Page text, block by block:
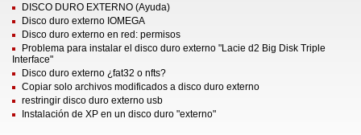
DISCO DURO EXTERNO (Ayuda)
Disco duro externo IOMEGA
Disco duro externo en red: permisos
Problema para instalar el disco duro externo "Lacie d2 Big Disk Triple
Interface"
Disco duro externo ¿fat32 o nfts?
Copiar solo archivos modificados a disco duro externo
restringir disco duro externo usb
Instalación de XP en un disco duro "externo"